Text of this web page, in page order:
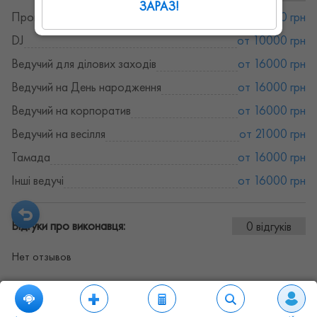
Провідні
от 16000 грн
DJ
от 10000 грн
Ведучий для ділових заходів
от 16000 грн
Ведучий на День народження
от 16000 грн
Ведучий на корпоратив
от 16000 грн
Ведучий на весілля
от 21000 грн
Тамада
от 16000 грн
Інші ведучі
от 16000 грн
Відгуки про виконавця: 0 відгуків
Нет отзывов
ЗАРАЗ!